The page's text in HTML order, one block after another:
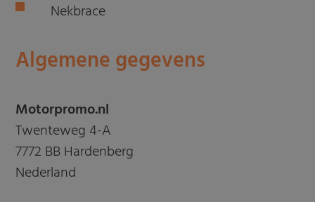
Nekbrace
Algemene gegevens
Motorpromo.nl
Twenteweg 4-A
7772 BB Hardenberg
Nederland